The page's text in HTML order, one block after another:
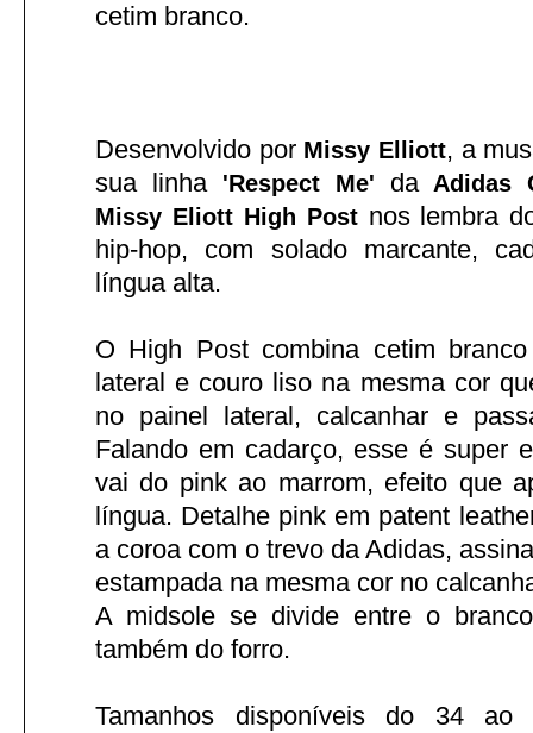
cetim branco.
Desenvolvido por Missy Elliott, a
sua linha 'Respect Me' daAdidas
Missy Eliott High Postnos lembra
hip-hop, com solado marcante,
língua alta.
O High Post combina cetim
lateral e couro liso na mesma cor
no painel lateral, calcanhar e
Falando em cadarço, esse é super
vai do pink ao marrom, efeito que
língua. Detalhe pink em patent
a coroa com o trevo da Adidas,
estampada na mesma cor no
A midsole se divide entre o
também do forro.
Tamanhos disponíveis do 34 ao